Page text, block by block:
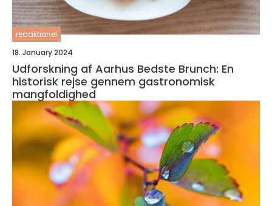
redaktionel
18. January 2024
Udforskning af Aarhus Bedste Brunch: En
historisk rejse gennem gastronomisk
mangfoldighed